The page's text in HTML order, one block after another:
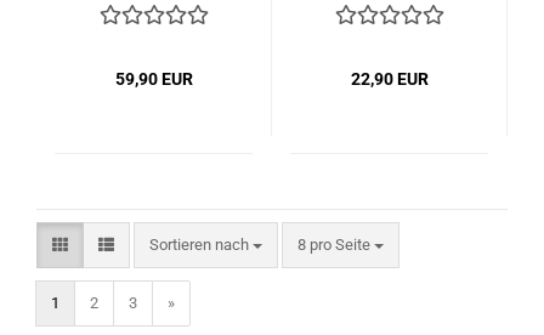
59,90 EUR 22,90 EUR
Sortieren nach
Sortieren nach 8 pro Seite
pro Seite
1 2 3 »